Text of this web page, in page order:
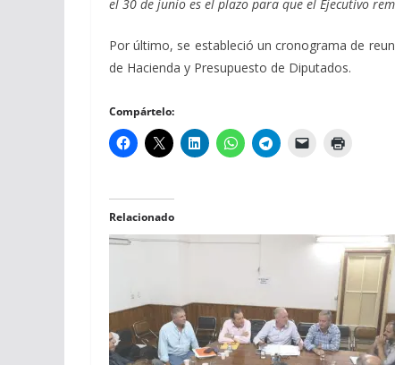
el 30 de junio es el plazo para que el Ejecutivo
Por último, se estableció un cronograma de
de Hacienda y Presupuesto de Diputados.
Compártelo:
Relacionado